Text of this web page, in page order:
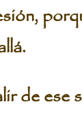
de ese